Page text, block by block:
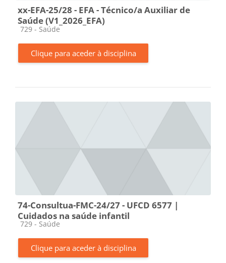
xx-EFA-25/28 - EFA - Técnico/a Auxiliar de
Saúde (V1_2026_EFA)
Categoria da disciplina
729 - Saúde
Clique para aceder à disciplina
74-Consultua-FMC-24/27 - UFCD 6577 |
Cuidados na saúde infantil
Categoria da disciplina
729 - Saúde
Clique para aceder à disciplina